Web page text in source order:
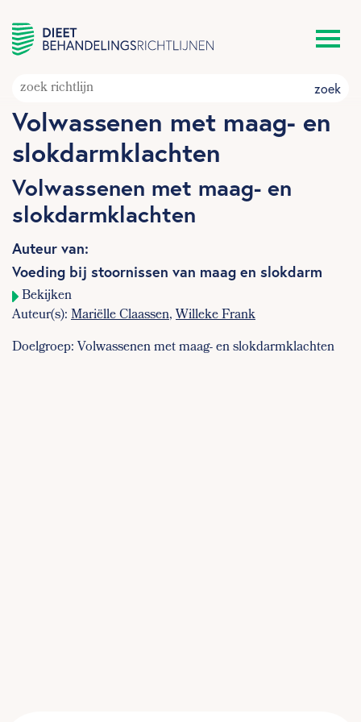
zoek
Volwassenen met maag- en
slokdarmklachten
Volwassenen met maag- en
slokdarmklachten
Auteur van:
Voeding bij stoornissen van maag en slokdarm
Bekijken
Auteur(s):Mariëlle Claassen,Willeke Frank
Doelgroep: Volwassenen met maag- en slokdarmklachten